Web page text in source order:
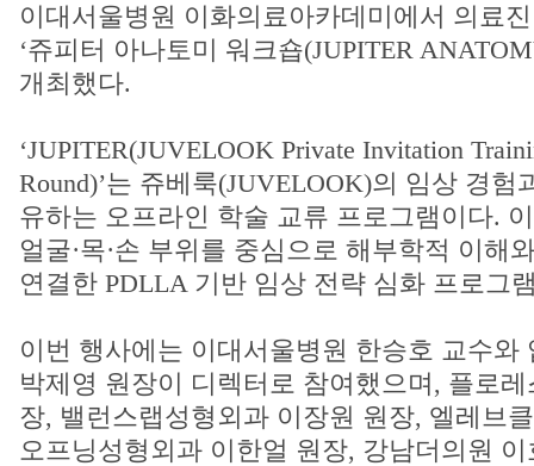
이대서울병원 이화의료아카데미에서 의료
‘쥬피터 아나토미 워크숍(JUPITER
개최했다.
‘JUPITER(JUVELOOK Private Invitation
Round)’는 쥬베룩(JUVELOOK)의 임상 경험
유하는 오프라인 학술 교류 프로그램이다.
얼굴·목·손 부위를 중심으로 해부학적 이해
연결한 PDLLA 기반 임상 전략 심화 프로그
이번 행사에는 이대서울병원 한승호 교수와
박제영 원장이 디렉터로 참여했으며, 플로
장, 밸런스랩성형외과 이장원 원장, 엘레브
오프닝성형외과 이한얼 원장, 강남더의원